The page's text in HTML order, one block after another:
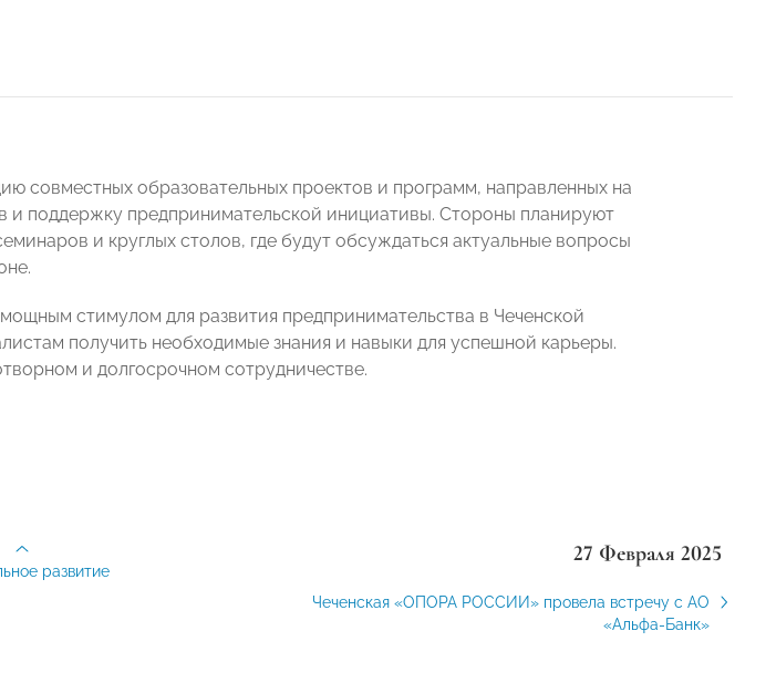
совместных образовательных проектов и программ, направленных на
и поддержку предпринимательской инициативы. Стороны планируют
и круглых столов, где будут обсуждаться актуальные вопросы
стимулом для развития предпринимательства в Чеченской
получить необходимые знания и навыки для успешной карьеры.
и долгосрочном сотрудничестве.
27 Февраля 2025
Чеченская «ОПОРА РОССИИ» провела встречу с АО
«Альфа-Банк»
развитие